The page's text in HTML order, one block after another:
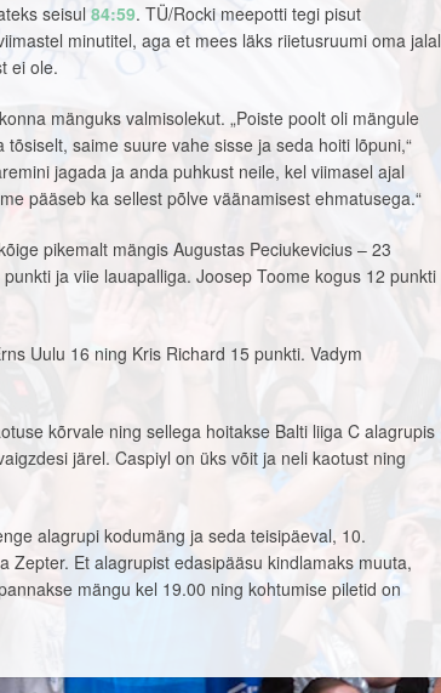
seisul 84:59. TÜ/Rocki meepotti tegi pisut
minutitel, aga et mees läks riietusruumi oma jalal
ei ole.
mänguks valmisolekut. „Poiste poolt oli mängule
saime suure vahe sisse ja seda hoiti lõpuni,“
jagada ja anda puhkust neile, kel viimasel ajal
pääseb ka sellest põlve väänamisest ehmatusega.“
pikemalt mängis Augustas Peciukevicius – 23
ja viie lauapalliga. Joosep Toome kogus 12 punkti
Uulu 16 ning Kris Richard 15 punkti. Vadym
kõrvale ning sellega hoitakse Balti liiga C alagrupis
järel. Caspiyl on üks võit ja neli kaotust ning
alagrupi kodumäng ja seda teisipäeval, 10.
Zepter. Et alagrupist edasipääsu kindlamaks muuta,
mängu kel 19.00 ning kohtumise piletid on